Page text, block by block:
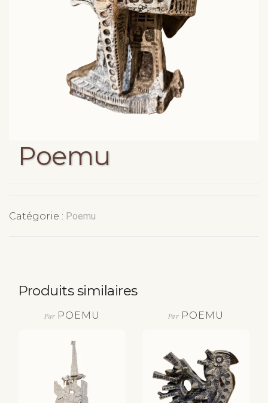
Poemu
Catégorie : Poemu
Produits similaires
Par POEMU Par POEMU